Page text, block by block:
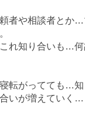
者や相談者とか
れ知り合いも…
転がってても…
いが増えていく…